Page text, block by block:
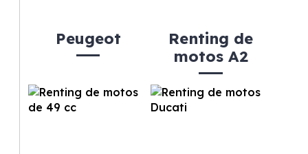
Peugeot
Renting de
motos A2